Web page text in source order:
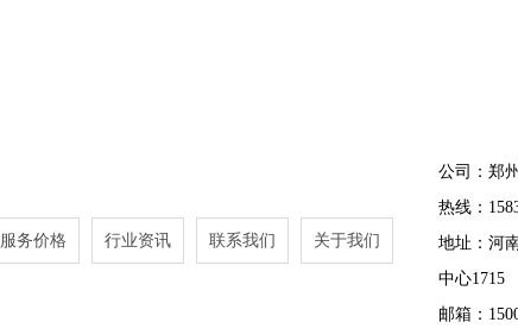
服务价格 行业资讯 联系我们 关于我们
公司：郑
热线：
地址：河
中心1715
邮箱：